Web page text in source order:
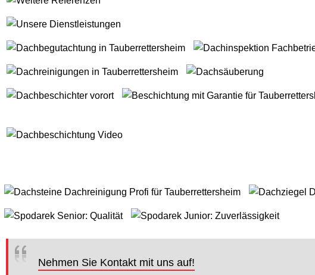
Nehmen Sie Kontakt mit uns auf!